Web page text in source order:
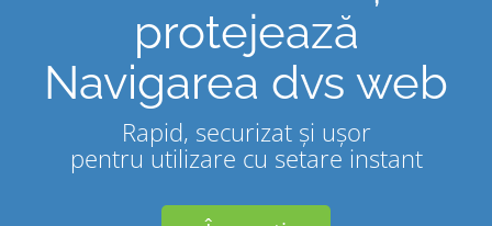
protejează
Navigarea dvs web
Rapid, securizat și ușor
pentru utilizare cu setare instant